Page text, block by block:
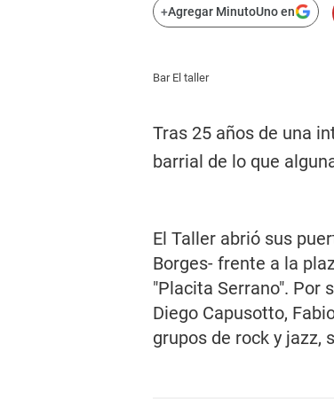
+Agregar MinutoUno en
Bar El taller
Tras 25 años de una
barrial de lo que
El Taller abrió sus
Borges- frente a la
"Placita Serrano". Por
Diego Capusotto,
grupos de rock y jazz,